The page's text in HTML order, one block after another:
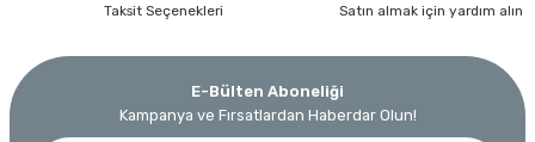
Taksit Seçenekleri Satın almak için yardım alın
E-Bülten Aboneliği
Kampanya ve Fırsatlardan Haberdar Olun!